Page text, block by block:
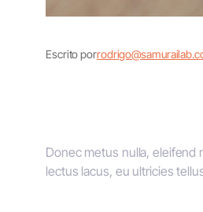
Escrito por
Donec metus nulla, eleifend
lectus lacus, eu ultricies